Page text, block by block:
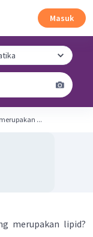
Masuk
...
merupakan lipid?